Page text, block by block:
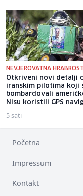
NEVJEROVATNA HRABROST
Otkriveni novi detalji
iranskim pilotima koji
bombardovali
Nisu koristili GPS
5 sati
Početna
Impressum
Kontakt